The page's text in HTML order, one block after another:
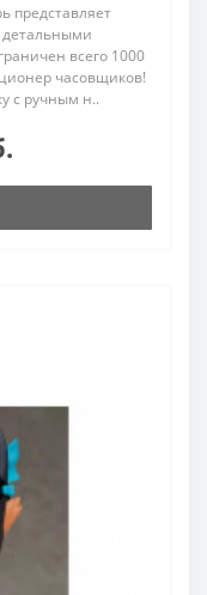
представляет
всего 1000
часовщиков!
с ручным н..